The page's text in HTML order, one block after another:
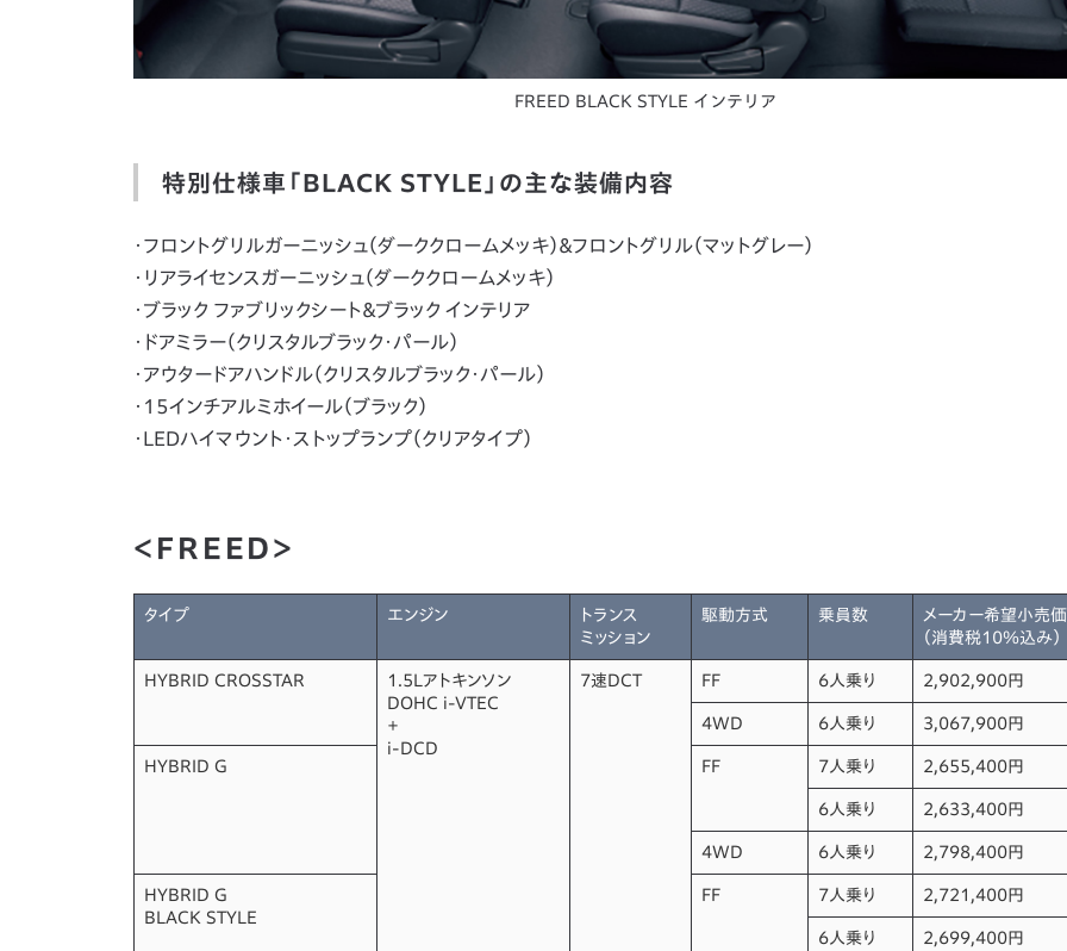
FREED BLACK STYLE インテリア
特別仕様車「BLACK STYLE」の主な装備内容
・フロントグリルガーニッシュ（ダーククロームメッキ）＆フロントグリル（マットグレー）
・リアライセンスガーニッシュ（ダーククロームメッキ）
・ブラック ファブリックシート＆ブラック インテリア
・ドアミラー（クリスタルブラック・パール）
・アウタードアハンドル（クリスタルブラック・パール）
・15インチアルミホイール（ブラック）
・LEDハイマウント・ストップランプ（クリアタイプ）
＜FREED＞
タイプ エンジン
トランス
ミッション
駆動方式 乗員数
メーカー希望小売
（消費税10％込み）
HYBRID CROSSTAR
1.5Lアトキンソン
DOHC i-VTEC
＋
i-DCD
7速DCT FF 6人乗り 2,902,900円
4WD 6人乗り 3,067,900円
HYBRID G FF 7人乗り 2,655,400円
6人乗り 2,633,400円
4WD 6人乗り 2,798,400円
HYBRID G
BLACK STYLE
FF 7人乗り 2,721,400円
6人乗り 2,699,400円